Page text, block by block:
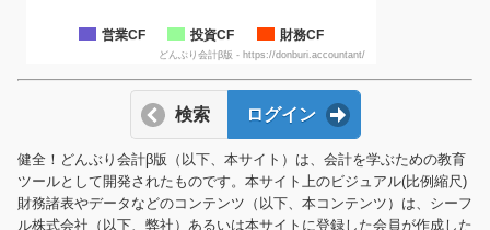
営業CF 投資CF 財務CF
どんぶり会計β版 - https://donburi.accountant/
検索 ログイン
健全！どんぶり会計β版（以下、本サイト）は、会計を学ぶための教育
ツールとして開発されたものです。本サイト上のビジュアル(比例縮尺)
財務諸表やデータなどのコンテンツ（以下、本コンテンツ）は、シーフ
ル株式会社（以下、弊社）あるいは本サイトに登録した会員が作成した